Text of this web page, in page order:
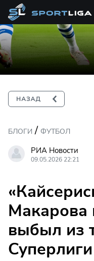
БЛОГИ / ФУТБОЛ
РИА Новости
09.05.2026 22:21
Макарова
выбыл из
Суперлиги